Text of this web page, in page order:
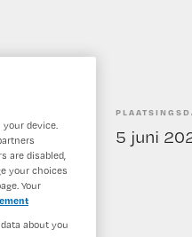
5 juni
device.
are disabled,
your choices
Your
about you